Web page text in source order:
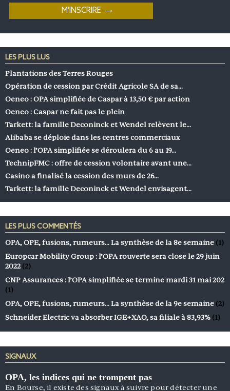
LES PLUS LUS
Plantations des Terres Rouges
Opération de cession par Crédit Agricole SA de sa…
Oeneo : OPA simplifiée de Caspar à 13,50 € par action
Oeneo : Caspar ne fait pas le plein
Tarkett: la famille Deconinck et Wendel relèvent le…
Alibaba se déploie dans les centres commerciaux
Oeneo : l’OPA simplifiée se déroulera du 6 au 19…
TechnipFMC : offre de cession volontaire avant une…
Casino a finalisé la cession des murs de 26…
Tarkett: la famille Deconinck et Wendel envisagent…
LES PLUS COMMENTÉS
OPA, OPE, fusions, rumeurs… La synthèse de la 8e semaine (1)
Europcar Mobility Group : l’OPA rouverte sera close le 29 juin
2022 (2)
CNP Assurances : l’OPA simplifiée se termine mardi 31 mai 202
(1)
OPA, OPE, fusions, rumeurs… La synthèse de la 9e semaine (2)
Schneider Electric va absorber IGE+XAO, sa filiale à 83,93% (1)
SIGNAUX
OPA, les indices qui ne trompent pas
En Bourse, il existe des signaux à suivre pour détecter une